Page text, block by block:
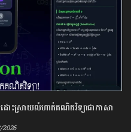
ោះស្រាយ​លំហាត់​គណិតវិទ្យា​ជា​ភាសា​
2026